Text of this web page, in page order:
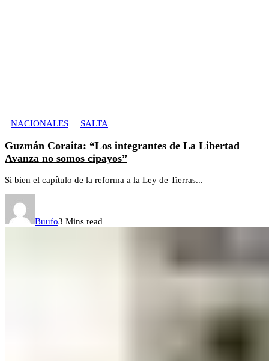
NACIONALES SALTA
Guzmán Coraita: “Los integrantes de La Libertad
Avanza no somos cipayos”
Si bien el capítulo de la reforma a la Ley de Tierras...
Buufo3 Mins read